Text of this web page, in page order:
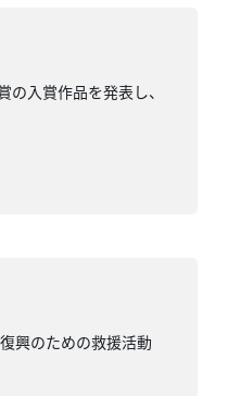
入賞作品を発表し、
興のための救援活動